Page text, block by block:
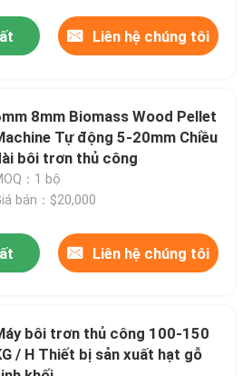
khối
Liên hệ chúng tôi
8mm Biomass Wood Pellet
Tự động 5-20mm Chiều
bôi trơn thủ công
：1 bộ
bán：$20,000
Liên hệ chúng tôi
bôi trơn thủ công 100-150
/ H Thiết bị sản xuất hạt gỗ